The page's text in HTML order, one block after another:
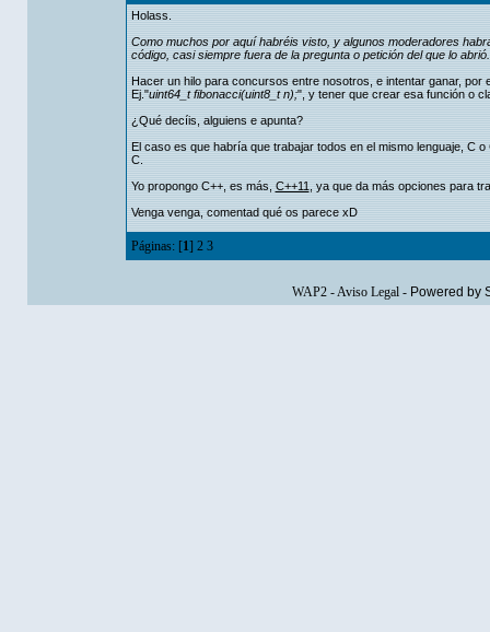
Holass.
Como muchos por aquí habréis visto, y algunos moderadores
código, casi siempre fuera de la pregunta o petición del que lo
Hacer un hilo para concursos entre nosotros, e intentar ganar,
Ej."uint64_t fibonacci(uint8_t n);", y tener que crear esa función o
¿Qué decíis, alguiens e apunta?
El caso es que habría que trabajar todos en el mismo lenguaje, C
C.
Yo propongo C++, es más, C++11
, ya que da más opciones para
Venga venga, comentad qué os parece xD
Páginas: [1] 2 3
WAP2-Aviso Legal- Powered by